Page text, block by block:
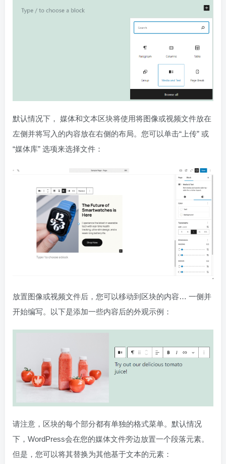
默认情况下， 媒体和文本区块将使用将图像或视频文件放在
左侧并将写入的内容放在右侧的布局。您可以单击“上传” 或
“媒体库” 选项来选择文件：
放置图像或视频文件后，您可以移动到区块的内容… 一侧并
开始编写。以下是添加一些内容后的外观示例：
请注意，区块的每个部分都有单独的格式菜单。默认情况
下，WordPress会在您的媒体文件旁边放置一个段落元素。
但是，您可以将其替换为其他基于文本的元素：